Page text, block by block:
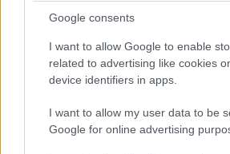
Google consents
I want to allow Google to enable
related to advertising like cookies
device identifiers in apps.
I want to allow my user data to be
Google for online advertising